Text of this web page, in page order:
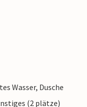
Wasser, Dusche
(2 plätze)